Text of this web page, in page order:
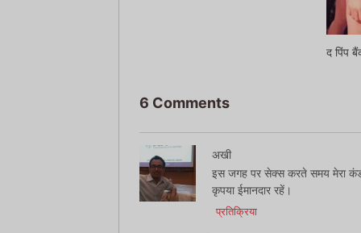
द पिंप
6 Comments
अखी
इस जगह पर सेक्स करते समय मेरा
कृपया ईमानदार रहें।
प्रतिक्रिया